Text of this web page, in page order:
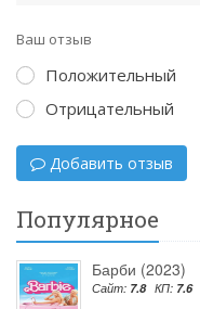
Ваш отзыв
Положительный
Отрицательный
Добавить отзыв
Популярное
Барби (2023)
Сайт: 7.8 КП: 7.6